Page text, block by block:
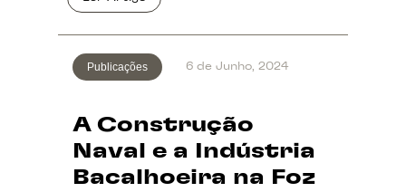
Publicações
A Construção
Naval e a Indústria
Bacalhoeira na Foz
6 de Junho, 2024